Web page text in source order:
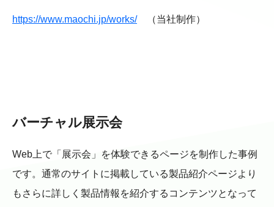
https://www.maochi.jp/works/（当社制作）
バーチャル展示会
Web上で「展示会」を体験できるページを制作した事例
です。通常のサイトに掲載している製品紹介ページより
もさらに詳しく製品情報を紹介するコンテンツとなって